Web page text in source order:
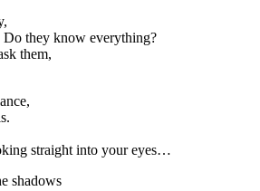
Do they know everything?
them,
straight into your eyes…
shadows